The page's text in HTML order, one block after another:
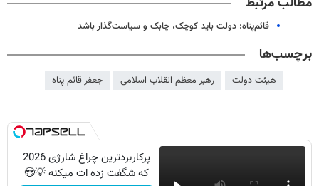
قائم‌پناه: دولت باید کوچک، چابک و سیاست‌گذار باشد
برچسب‌ها
هیئت دولت رهبر معظم انقلاب اسلامی جعفر قائم پناه
پرکاربردترین چراغ شارژی 2026
که شگفت زده ات میکنه 💡😍